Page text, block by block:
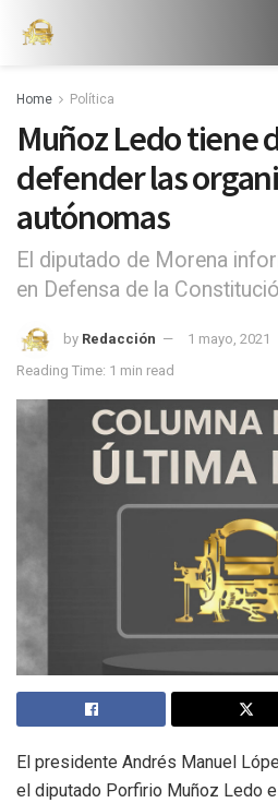
Home Política
Muñoz Ledo tiene
defender las
autónomas
El diputado de Morena
en Defensa de la
by Redacción
1 mayo, 2021
Reading Time: 1 min read
El presidente Andrés Manuel
el diputado Porfirio Muñoz Ledo